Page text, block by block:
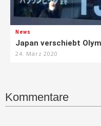
News
Japan verschiebt
24. März 2020
Kommentare